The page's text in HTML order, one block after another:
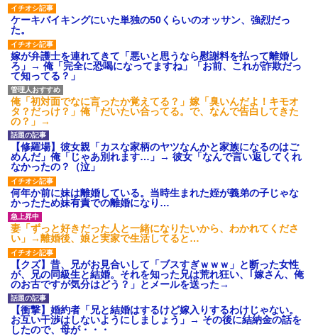
ション鳴らしてんだ！降りてこ
いよ！」と怒鳴りだし...
【衝撃】報酬100万円超の治験
募集がこちらｗｗｗｗｗ(※画像
あり)
【ネット騒然】惨殺されたタ
ワマン頂き女子のこの動画、す
げえええええｗｗｗｗｗｗｗｗ
ｗｗｗ
【愕然】白のクラウン俺氏、
高速道路左車線を制限速度で走
った結果wwwwwwwwwwww
百年の恋12-899 食べた量を
張り合ってくる
【悲報】佐藤輝明・・・２軍
でも盛大にやらかす←あまり悲
しませないでくれ
ケーキバイキングにいた単独の50くらいのオッサン、強烈だっ
た。
嫁が弁護士を連れてきて「悪いと思うなら慰謝料を払って離婚し
ろ」→ 俺「完全に恐喝になってますね」「お前、これが詐欺だっ
て知ってる？」
俺「初対面でなに言ったか覚えてる？」嫁「臭いんだよ！キモオ
タ？だっけ？」俺「だいたい合ってる。で、なんで告白してきた
の？」→
【修羅場】彼女親「カスな家柄のヤツなんかと家族になるのはご
めんだ」俺「じゃあ別れます…」→ 彼女「なんで言い返してくれ
なかったの？（泣」
何年か前に妹は離婚している。当時生まれた姪が義弟の子じゃな
かったため妹有責での離婚になり…
妻「ずっと好きだった人と一緒になりたいから、わかれてくださ
い」→離婚後、娘と実家で生活してると…
【クズ】昔、兄がお見合いして「ブスすぎｗｗｗ」と断った女性
が、兄の同級生と結婚。それを知った兄は荒れ狂い、｢嫁さん、俺
のお古ですが気分はどう？」とメールを送った→
【衝撃】婚約者「兄と結婚はするけど嫁入りするわけじゃない。
お互い干渉はしないようにしましょう」→ その後に結納金の話を
したので、母が・・・